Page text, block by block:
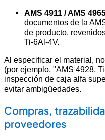
AMS 4911 / AMS
documentos de la
de producto,
Ti-6Al-4V.
Al especificar el material,
(por ejemplo, "AMS 4928,
inspección de caja alfa
evitar ambigüedades.
Compras,
proveedores